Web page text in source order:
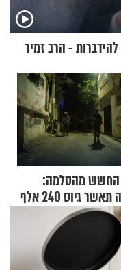
- הרב זמיר
החשש מהסלמה:
הממשלה תאשר גיוס 240 אלף